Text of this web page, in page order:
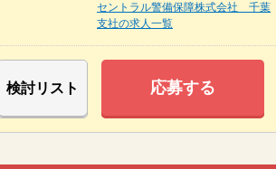
セントラル警備保障株式会社 千葉
支社の求人一覧
検討リスト 応募する